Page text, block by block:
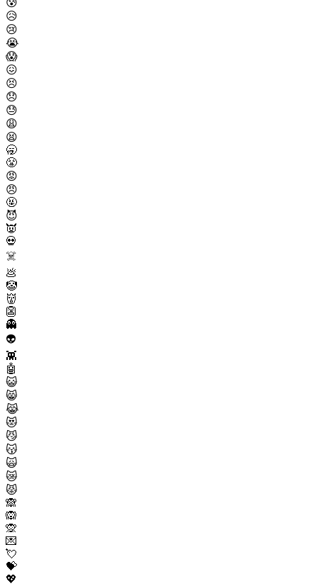
😰
😥
😢
😭
😱
😖
😣
😞
😓
😩
😫
🥱
😤
😡
😠
🤬
😈
👿
💀
☠️
💩
🤡
👹
👺
👻
👽
👾
🤖
😺
😸
😹
😻
😼
😽
🙀
😿
😾
🙈
🙉
🙊
💌
💘
💝
💖